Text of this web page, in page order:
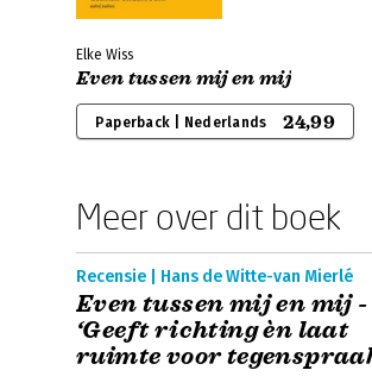
Elke Wiss
Even tussen mij en mij
Paperback | Nederlands 24,99
Meer over dit boek
Recensie | Hans de Witte-van Mierlé
Even tussen mij en mij -
‘Geeft richting èn laat
ruimte voor